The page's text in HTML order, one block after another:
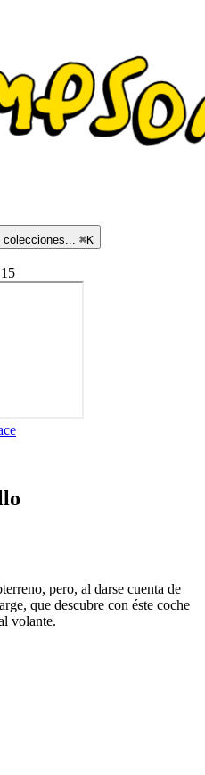
colecciones... ⌘K
pero, al darse cuenta de
que descubre con éste coche
volante.